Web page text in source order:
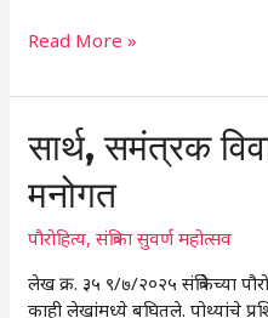
Read More »
सार्थ, समंत्रक
मनोगत
पौरोहित्य,संत्रिका सुवर्ण महोत्सव
लेख क्र. ३५ ९/७/२०२५ संत्रिकेच्या
काही लेखांमध्ये बघितले. पोथ्यांचे
सार्थ,
समंत्रक
विवाहसंस्काराविषयी